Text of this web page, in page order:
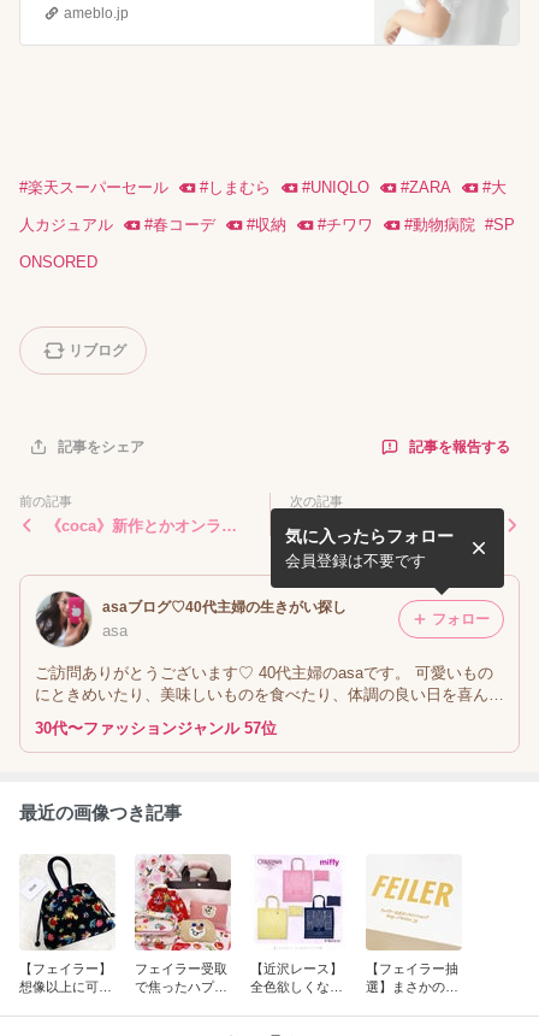
ameblo.jp
#楽天スーパーセール #しまむら #UNIQLO #ZARA #大
人カジュアル #春コーデ #収納 #チワワ #動物病院 #SP
ONSORED
リブログ
記事をシェア 記事を報告する
前の記事
《coca》新作とかオンライ
次の記事
なくてはならないアイテム
asaブログ♡40代主婦の生きがい探し
asa
ご訪問ありがとうございます♡ 40代主婦のasaです。 可愛いもの
にときめいたり、美味しいものを食べたり、体調の良い日を喜んだ
り♡ FEILERやしまむら、お得なもの探しを楽しみながら、小さな
生きがいを綴っています。
気に入ったらフォロー
会員登録は不要です
フォロー
30代〜ファッションジャンル 57位
最近の画像つき記事
【フェイラー】
想像以上に可愛
フェイラー受取
で焦ったハプニ
【近沢レース】
全色欲しくなる
【フェイラー抽
選】まさかの結